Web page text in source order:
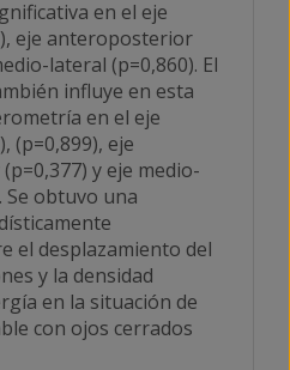
en el eje
eje anteroposterior
lateral (p=0,860). El
influye en esta
en el eje
(p=0,899), eje
y eje medio-
Se obtuvo una
el desplazamiento del
y la densidad
en la situación de
con ojos cerrados